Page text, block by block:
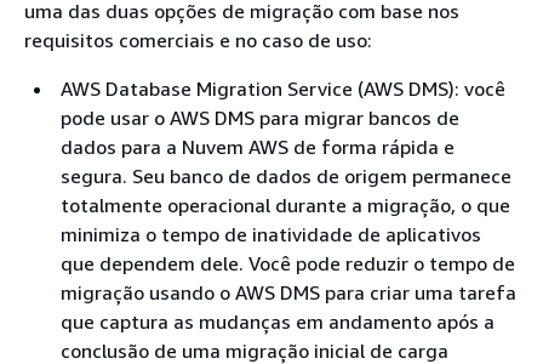
uma das duas opções de migração com base nos
requisitos comerciais e no caso de uso:
AWS Database Migration Service (AWS DMS): você
pode usar o AWS DMS para migrar bancos de
dados para a Nuvem AWS de forma rápida e
segura. Seu banco de dados de origem permanece
totalmente operacional durante a migração, o que
minimiza o tempo de inatividade de aplicativos
que dependem dele. Você pode reduzir o tempo de
migração usando o AWS DMS para criar uma tarefa
que captura as mudanças em andamento após a
conclusão de uma migração inicial de carga